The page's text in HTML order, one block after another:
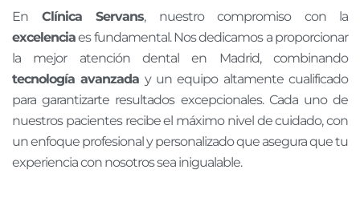
En Clínica Servans, nuestro compromiso con la
excelenciaes fundamental. Nos dedicamos a proporcionar
la mejor atención dental en Madrid, combinando
tecnología avanzada y un equipo altamente cualificado
para garantizarte resultados excepcionales. Cada uno de
nuestros pacientes recibe el máximo nivel de cuidado, con
un enfoque profesional y personalizado que asegura que tu
experiencia con nosotros sea inigualable.